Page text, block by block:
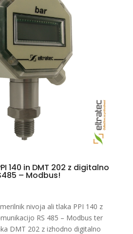
140 in DMT 202 z digitalno
– Modbus!
nivoja ali tlaka PPI 140 z
RS 485 – Modbus ter
DMT 202 z izhodno digitalno